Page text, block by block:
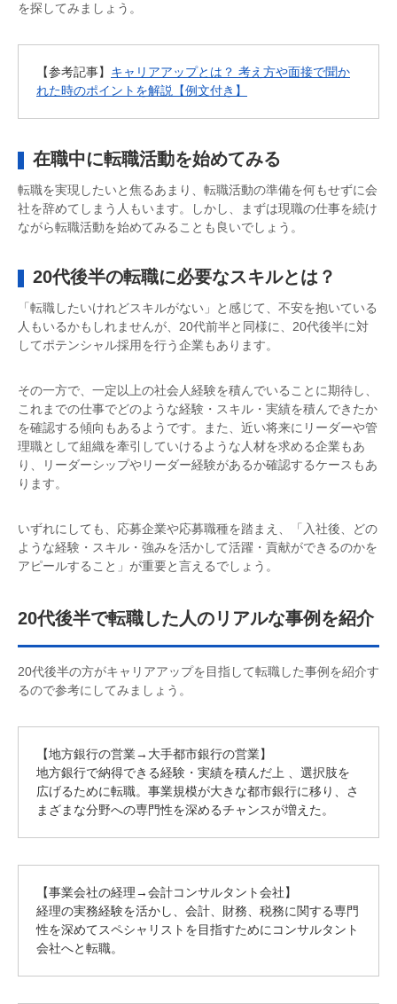
を探してみましょう。
【参考記事】 キャリアアップとは？ 考え方や面接で聞か
れた時のポイントを解説【例文付き】
在職中に転職活動を始めてみる
転職を実現したいと焦るあまり、転職活動の準備を何もせずに会
社を辞めてしまう人もいます。しかし、まずは現職の仕事を続け
ながら転職活動を始めてみることも良いでしょう。
20代後半の転職に必要なスキルとは？
「転職したいけれどスキルがない」と感じて、不安を抱いている
人もいるかもしれませんが、20代前半と同様に、20代後半に対
してポテンシャル採用を行う企業もあります。
その一方で、一定以上の社会人経験を積んでいることに期待し、
これまでの仕事でどのような経験・スキル・実績を積んできたか
を確認する傾向もあるようです。また、近い将来にリーダーや管
理職として組織を牽引していけるような人材を求める企業もあ
り、リーダーシップやリーダー経験があるか確認するケースもあ
ります。
いずれにしても、応募企業や応募職種を踏まえ、「入社後、どの
ような経験・スキル・強みを活かして活躍・貢献ができるのかを
アピールすること」が重要と言えるでしょう。
20代後半で転職した人のリアルな事例を紹介
20代後半の方がキャリアアップを目指して転職した事例を紹介す
るので参考にしてみましょう。
【地方銀行の営業→大手都市銀行の営業】
地方銀行で納得できる経験・実績を積んだ上 、選択肢を
広げるために転職。事業規模が大きな都市銀行に移り、さ
まざまな分野への専門性を深めるチャンスが増えた。
【事業会社の経理→会計コンサルタント会社】
経理の実務経験を活かし、会計、財務、税務に関する専門
性を深めてスペシャリストを目指すためにコンサルタント
会社へと転職。